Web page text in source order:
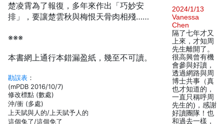
楚凌霄為了報復，多年來作出「巧妙安
排」，要讓楚雲秋與梅恨天骨肉相殘……
※※※
本書網上通行本錯漏盈紙，幾至不可讀。
勘誤表 ：
(mPDB 2016/10/7)
修改標點 (數處)
沖/衝 (多處)
上天賦與人的/上天賦予人的
這個兔了/這個免了
2024/1/13
Vanessa
Chen
隔了七年才又
上來，才知周
先生離開了。
很高興曾有機
會參與好讀，
透過網路與周
博士共事（真
也才知道的，
一直只稱呼周
先生的)，感謝
好讀團隊！也
和過去一樣，